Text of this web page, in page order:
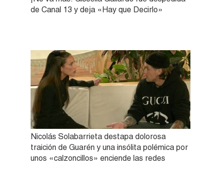
de Canal 13 y deja «Hay que Decirlo»
Nicolás Solabarrieta destapa dolorosa
traición de Guarén y una insólita polémica por
unos «calzoncillos» enciende las redes